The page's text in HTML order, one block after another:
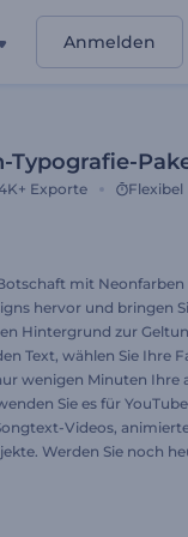
Anmelden
Typografie-
Exporte Flexibel
mit Neonfarben
hervor und bringen
Hintergrund zur
Text, wählen Sie Ihre
wenigen Minuten Ihre
Sie es für
Videos,
Werden Sie noch